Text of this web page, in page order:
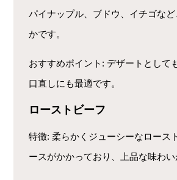
パイナップル、ブドウ、イチゴな
かです。
おすすめポイント : デザートとして
口直しにも最適です。
ローストビーフ
特徴: 柔らかくジューシーなロース
ースがかかっており、上品な味わい